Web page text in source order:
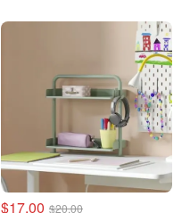
$17.00 $20.00